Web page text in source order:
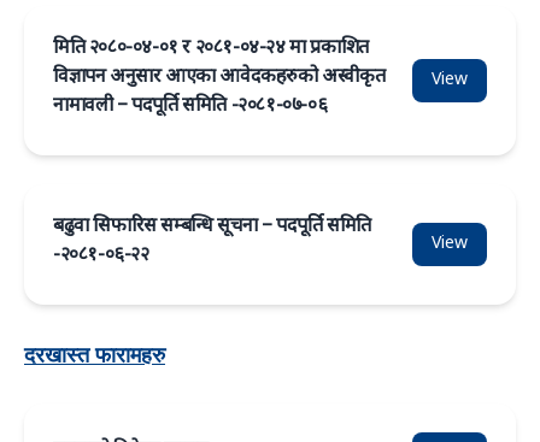
मिति २०८०-०४-०१ र २०८१-०४-२४ मा प्रकाशित
विज्ञापन अनुसार आएका आवेदकहरुको अस्वीकृत
नामावली – पदपूर्ति समिति -२०८१-०७-०६
View
बढुवा सिफारिस सम्बन्धि सूचना – पदपूर्ति समिति
-२०८१-०६-२२
View
दरखास्त फारामहरु